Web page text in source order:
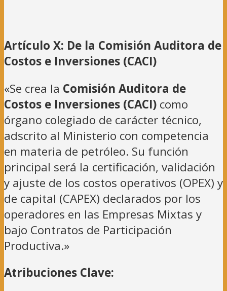
Artículo X: De la Comisión Auditora de
Costos e Inversiones (CACI)
«Se crea la Comisión Auditora de
Costos e Inversiones (CACI) como
órgano colegiado de carácter técnico,
adscrito al Ministerio con competencia
en materia de petróleo. Su función
principal será la certificación, validación
y ajuste de los costos operativos (OPEX) y
de capital (CAPEX) declarados por los
operadores en las Empresas Mixtas y
bajo Contratos de Participación
Productiva.»
Atribuciones Clave: